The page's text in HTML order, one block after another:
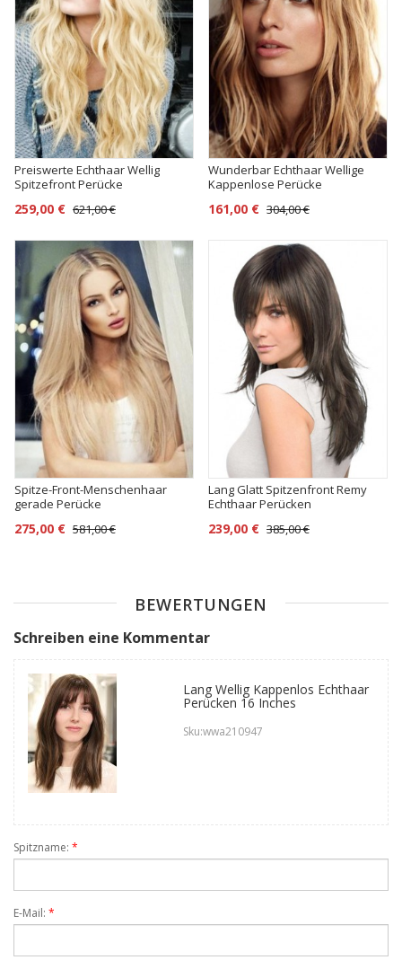
Preiswerte Echthaar Wellig
Spitzefront Perücke
259,00 € 621,00 €
Wunderbar Echthaar Wellige
Kappenlose Perücke
161,00 € 304,00 €
Spitze-Front-Menschenhaar
gerade Perücke
275,00 € 581,00 €
Lang Glatt Spitzenfront Remy
Echthaar Perücken
239,00 € 385,00 €
BEWERTUNGEN
Schreiben eine Kommentar
Lang Wellig Kappenlos Echthaar
Perücken 16 Inches
Sku:wwa210947
Spitzname: *
E-Mail: *